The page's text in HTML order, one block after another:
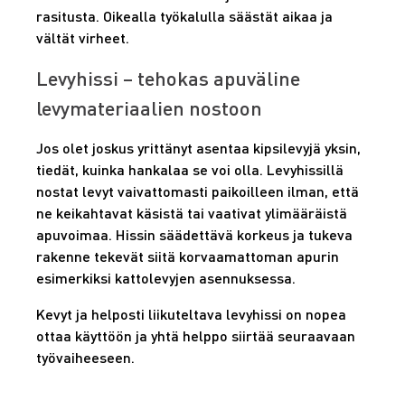
rasitusta. Oikealla työkalulla säästät aikaa ja
vältät virheet.
Levyhissi – tehokas apuväline
levymateriaalien nostoon
Jos olet joskus yrittänyt asentaa kipsilevyjä yksin,
tiedät, kuinka hankalaa se voi olla. Levyhissillä
nostat levyt vaivattomasti paikoilleen ilman, että
ne keikahtavat käsistä tai vaativat ylimääräistä
apuvoimaa. Hissin säädettävä korkeus ja tukeva
rakenne tekevät siitä korvaamattoman apurin
esimerkiksi kattolevyjen asennuksessa.
Kevyt ja helposti liikuteltava levyhissi on nopea
ottaa käyttöön ja yhtä helppo siirtää seuraavaan
työvaiheeseen.